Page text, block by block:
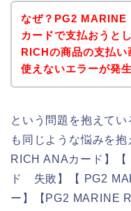
なぜ？PG2 MARINE
カードで支払おうと
RICHの商品の支払
使えないエラーが発生
という問題を抱えて
も同じような悩みを
RICH ANAカード】
ド 失敗】【 PG2
ー】【PG2 MARINE